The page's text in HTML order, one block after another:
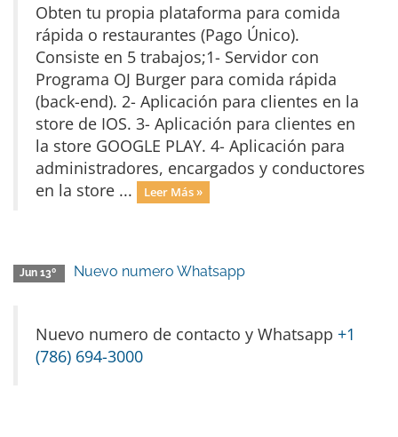
Obten tu propia plataforma para comida
rápida o restaurantes (Pago Único).
Consiste en 5 trabajos;1- Servidor con
Programa OJ Burger para comida rápida
(back-end). 2- Aplicación para clientes en la
store de IOS. 3- Aplicación para clientes en
la store GOOGLE PLAY. 4- Aplicación para
administradores, encargados y conductores
en la store ...
Leer Más »
Jun 13º Nuevo numero Whatsapp
Nuevo numero de contacto y Whatsapp +1
(786) 694-3000